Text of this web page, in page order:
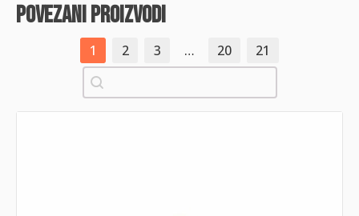
povezani proizvodi
1 2 3 … 20
21
Pretraži